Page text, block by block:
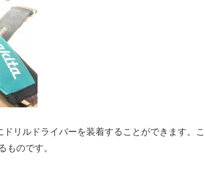
リルドライバーを装着することができます。
ものです。